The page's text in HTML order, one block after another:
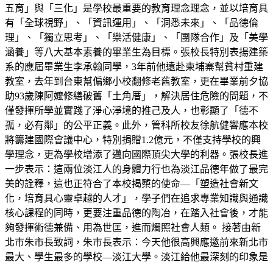
五育」與「三化」是學校最重要的教育理念理念，並以培育具
有「全球視野」、「資訊運用」、「洞悉未來」、「品德倫
理」、「獨立思考」、「樂活健康」、「團隊合作」及「美學
涵養」等八大基本素養的畢業生為目標。張校長特別表揚建築
系的應屆畢業生李承翰同學，3年前他遠赴柬埔寨幫貧村重建
教室，去年到台東幫偏鄉小校翻修老舊教室，更在畢業前夕協
助93歲陳阿嬤修繕破舊「土角厝」，解決居住危險的問題，不
僅發揮所學並實踐了淨心淨境的推己及人，也彰顯了「德不
孤，必有鄰」的公平正義。此外，管科所校友徐航健響應本校
將籌建國際會議中心，特別捐贈1.2億元，不僅支持學校的興
學理念，更為學校增添了邁向國際頂尖大學的利器。張校長進
一步表示：這兩位淡江人的身體力行也為淡江品德年做了最完
美的詮釋，這也正符合了本校揭櫫的使命—「塑造社會新文
化，培育具心靈卓越的人才」，學子們在追求專業知識與通識
核心課程的同時，更要注重品德的陶冶，在踏入社會後，才能
夠發揮術德兼備、用為世匡，進而燭照社會人類。 接著由新
北市朱市長致詞，朱市長表示：今天他很高興應邀前來新北市
最大、學生最多的學校—淡江大學。淡江給他最深刻的印象是